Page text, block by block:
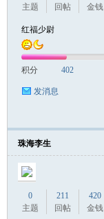
主题
回帖
金钱
红福少尉
积分 402
发消息
珠海李生
0
主题
211
回帖
420
金钱